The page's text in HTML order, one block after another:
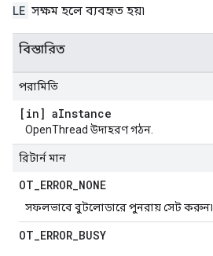
LE সক্ষম হলে ব্যবহৃত হয়৷
বিস্তারিত
পরামিতি
[in] aInstance
OpenThread উদাহরণ গঠন.
রিটার্ন মান
OT_ERROR_NONE
সফলভাবে বুটলোডারে পুনরায় সেট করুন৷
OT_ERROR_BUSY